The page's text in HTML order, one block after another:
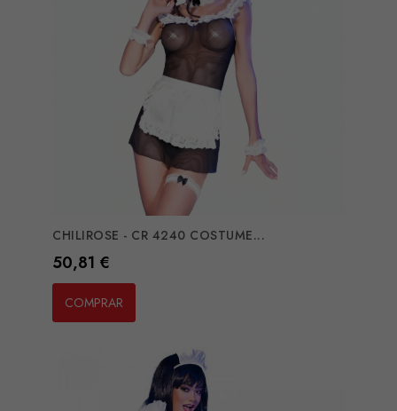
CHILIROSE - CR 4240 COSTUME...
Preço
50,81 €
COMPRAR